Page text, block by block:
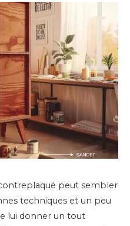
peut sembler
techniques et un peu
lui donner un tout